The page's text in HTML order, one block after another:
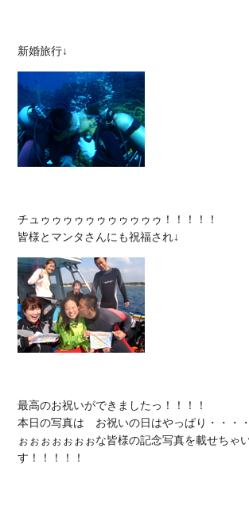
チュゥゥゥゥゥゥゥゥゥゥゥ！！！！！
最高のお祝いができましたっ！！！！
本日の写真は　お祝いの日はやっぱり・・・
ぉぉぉぉぉぉぉな皆様の記念写真を載せちゃ
す！！！！！